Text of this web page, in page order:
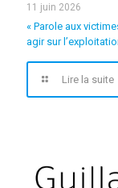
11 juin 2026
« Parole aux
agir sur
Lire la suite